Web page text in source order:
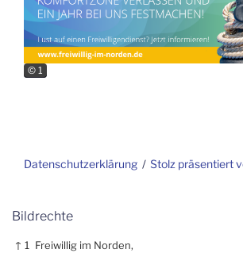
© 1
Datenschutzerklärung Stolz präsentiert
Bildrechte
↑ 1 Freiwillig im Norden,